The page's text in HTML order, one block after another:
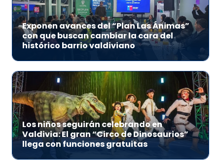
Exponen avances del “Plan Las Ánimas”
con que buscan cambiar la cara del
histórico barrio valdiviano
Los niños seguirán celebrando en
Valdivia: El gran “Circo de Dinosaurios”
llega con funciones gratuitas